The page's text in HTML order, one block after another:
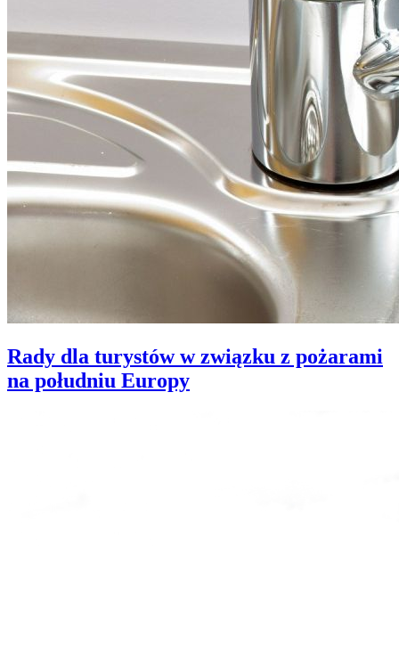
Rady dla turystów w związku z pożarami
na południu Europy